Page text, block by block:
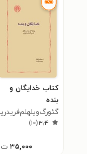
کتاب خدایگان و
بنده
هگل۳٫۴(۱۰)
۳۵,۰۰۰ ت